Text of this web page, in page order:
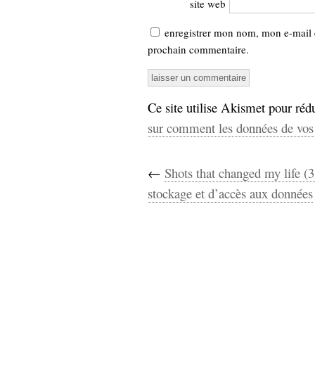
site web
enregistrer mon nom, mon e-
prochain commentaire.
Ce site utilise Akismet pour
sur comment les données de
← Shots that changed my life
stockage et d’accès aux données